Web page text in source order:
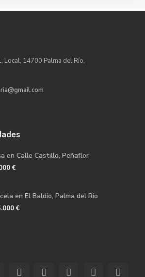
Local, 14700 Palma del Río,
en Calle Castillo, Peñaflor
€
en El Baldío, Palma del Río
€